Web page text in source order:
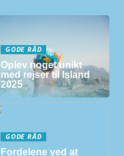
GODE RÅD
Oplev noget unikt
med rejser til Island
2025
GODE RÅD
Fordelene ved at